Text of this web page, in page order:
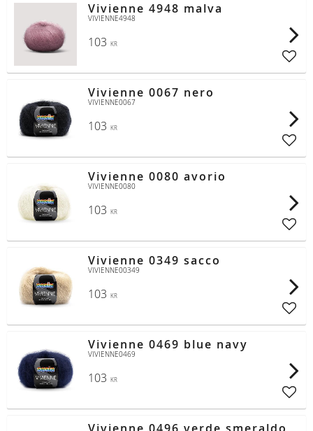
Vivienne 4948 malva
VIVIENNE4948
103 KR
Vivienne 0067 nero
VIVIENNE0067
103 KR
Vivienne 0080 avorio
VIVIENNE0080
103 KR
Vivienne 0349 sacco
VIVIENNE00349
103 KR
Vivienne 0469 blue navy
VIVIENNE0469
103 KR